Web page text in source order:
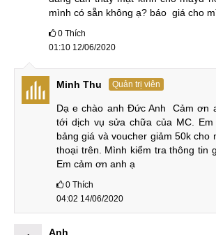
hài lòng nhất.
Mọi thắc mắc về dịch vụ thay mặt kính
website hoặc đến trực tiếp các cửa
nhận được hỗ trợ tốt nhất.
Xem thêm: Dịch vụ épthay mặt kính cảm
Hân hạnh đón tiếp quý khách!
Tại Hà Nội
mình có sẵn không ạ? báo  giá cho
0 Thích
01:10 12/06/2020
Minh Thu Quản trị viên
Dạ e chào anh Đức Anh  Cảm ơn
tới dịch vụ sửa chữa của MC.
bảng giá và voucher giảm 50k cho
thoại trên. Mình kiểm tra thông tin
Em cảm ơn anh ạ
0 Thích
04:02 14/06/2020
Anh